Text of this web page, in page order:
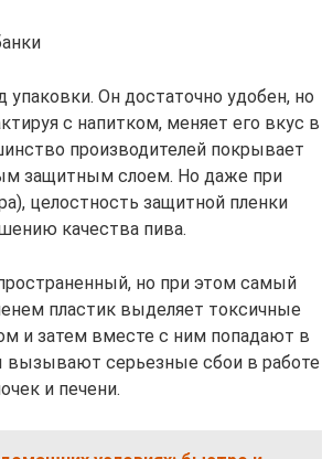
Он достаточно удобен, но
с напитком, меняет его вкус в
производителей покрывает
защитным слоем. Но даже при
целостность защитной пленки
качества пива.
но при этом самый
пластик выделяет токсичные
и затем вместе с ним попадают в
вызывают серьезные сбои в работе
и печени.